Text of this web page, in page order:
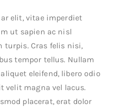
elit, vitae imperdiet
ut sapien ac nisl
turpis. Cras felis nisi,
tempor tellus. Nullam
eleifend, libero odio
velit magna vel lacus.
placerat, erat dolor